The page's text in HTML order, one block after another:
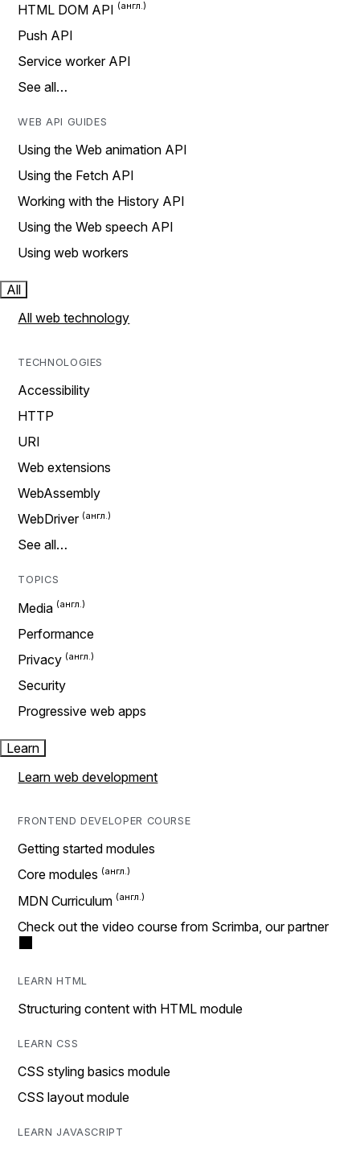
HTML DOM API
Push API
Service worker API
See all…
WEB API GUIDES
Using the Web animation API
Using the Fetch API
Working with the History API
Using the Web speech API
Using web workers
All
All web technology
TECHNOLOGIES
Accessibility
HTTP
URI
Web extensions
WebAssembly
WebDriver
See all…
TOPICS
Media
Performance
Privacy
Security
Progressive web apps
Learn
Learn web development
FRONTEND DEVELOPER COURSE
Getting started modules
Core modules
MDN Curriculum
Check out the video course from Scrimba, our partner
LEARN HTML
Structuring content with HTML module
LEARN CSS
CSS styling basics module
CSS layout module
LEARN JAVASCRIPT